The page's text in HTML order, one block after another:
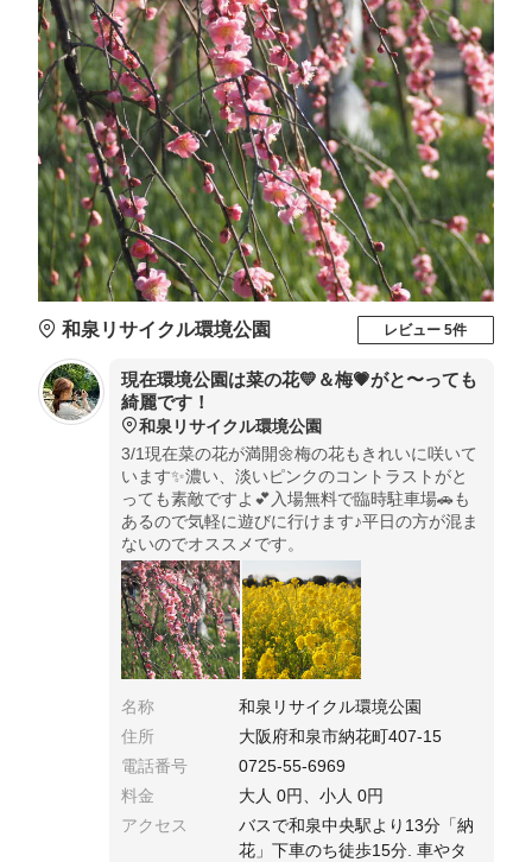
和泉リサイクル環境公園 レビュー 5件
現在環境公園は菜の花💛＆梅💗がと〜っても
綺麗です！
和泉リサイクル環境公園
3/1現在菜の花が満開🌼梅の花もきれいに咲いて
います✨濃い、淡いピンクのコントラストがと
っても素敵ですよ💕入場無料で臨時駐車場🚗も
あるので気軽に遊びに行けます♪平日の方が混ま
ないのでオススメです。
名称
和泉リサイクル環境公園
住所
大阪府和泉市納花町407-15
電話番号
0725-55-6969
料金
大人 0円、小人 0円
アクセス
バスで和泉中央駅より13分「納
花」下車のち徒歩15分. 車やタ